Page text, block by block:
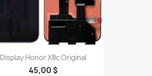
Display Honor X8c Original
45,00 $